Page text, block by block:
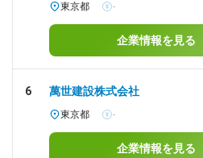
東京都 -
企業情報を見る
6 萬世建設株式会社
東京都 -
企業情報を見る